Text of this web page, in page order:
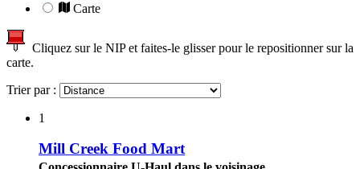
Carte
Cliquez sur le NIP et faites-le glisser pour le repositionner sur la
carte.
Trier par :
1
Mill Creek Food Mart